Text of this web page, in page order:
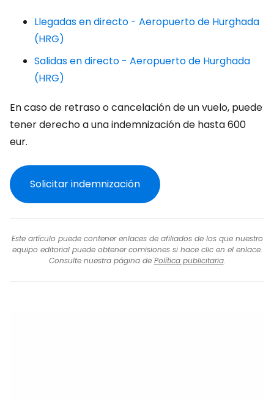
Llegadas en directo - Aeropuerto de Hurghada
(HRG)
Salidas en directo - Aeropuerto de Hurghada
(HRG)
En caso de retraso o cancelación de un vuelo, puede
tener derecho a una indemnización de hasta 600
eur.
Solicitar indemnización
Este artículo puede contener enlaces de afiliados de los que nuestro
equipo editorial puede obtener comisiones si hace clic en el enlace.
Consulte nuestra página de Política publicitaria.